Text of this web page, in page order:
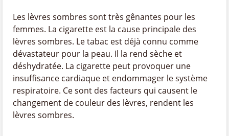
Les lèvres sombres sont très gênantes pour les
femmes. La cigarette est la cause principale des
lèvres sombres. Le tabac est déjà connu comme
dévastateur pour la peau. Il la rend sèche et
déshydratée. La cigarette peut provoquer une
insuffisance cardiaque et endommager le système
respiratoire. Ce sont des facteurs qui causent le
changement de couleur des lèvres, rendent les
lèvres sombres.